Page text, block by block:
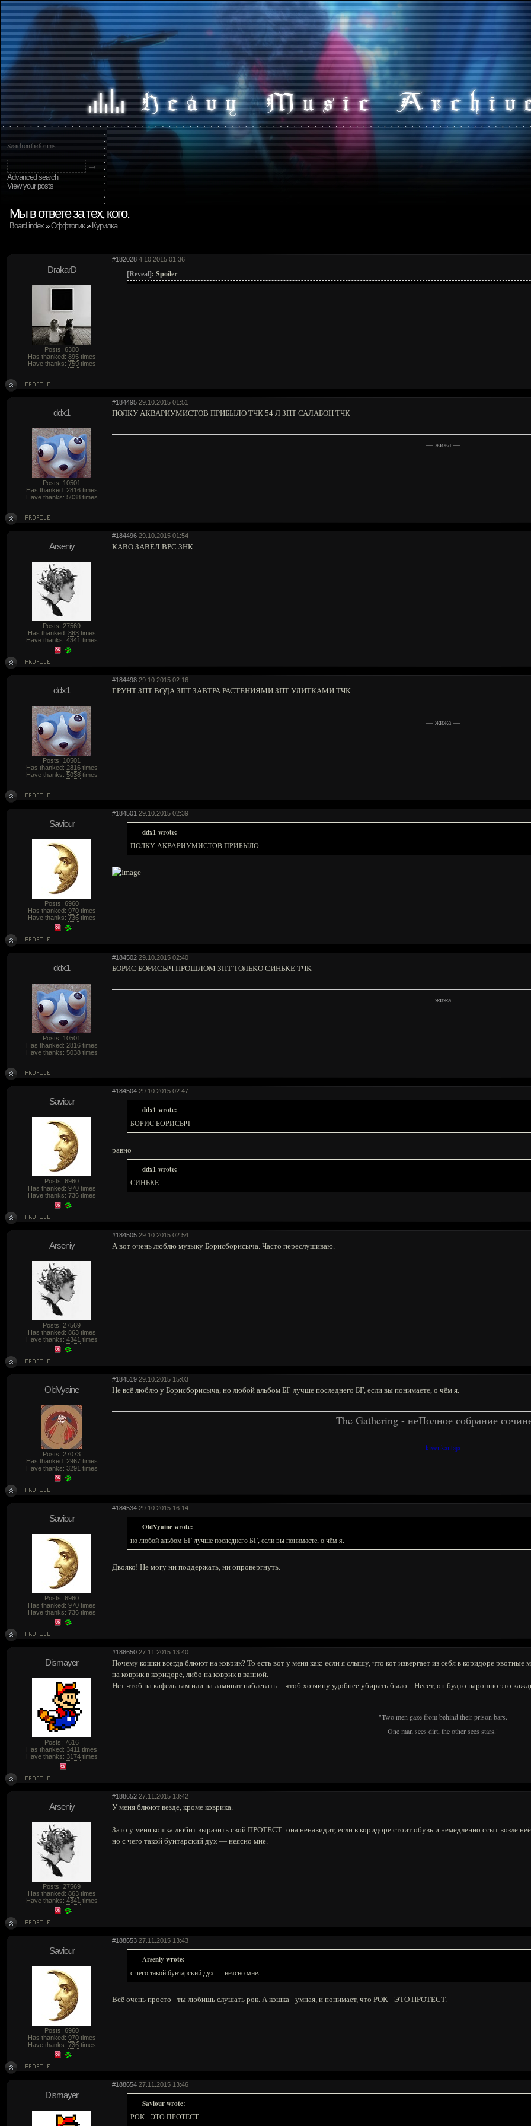
Search on the forums:
Advanced search
View your posts
Мы в ответе за тех, кого.
Board index »Оффтопик» Курилка
#182028 4.10.2015 01:36
DrakarD
Posts: 6300
Has thanked: 895times
Have thanks: 759times
[Reveal] : Spoiler
#184495 29.10.2015 01:51
ddx1
Posts: 10501
Has thanked: 2816times
Have thanks: 5038times
ПОЛКУ АКВАРИУМИСТОВ ПРИБЫЛО ТЧК 54 Л ЗПТ САЛАБОН ТЧК
—жижа—
#184496 29.10.2015 01:54
Arseniy
Posts: 27569
Has thanked: 863times
Have thanks: 4341 times
КАВО ЗАВЁЛ ВРС ЗНК
#184498 29.10.2015 02:16
ddx1
Posts: 10501
Has thanked: 2816times
Have thanks: 5038times
ГРУНТ ЗПТ ВОДА ЗПТ ЗАВТРА РАСТЕНИЯМИ ЗПТ УЛИТКАМИ ТЧК
—жижа—
#184501 29.10.2015 02:39
Saviour
Posts: 6960
Has thanked: 970times
Have thanks: 736times
ddx1 wrote:
ПОЛКУ АКВАРИУМИСТОВ ПРИБЫЛО
#184502 29.10.2015 02:40
ddx1
Posts: 10501
Has thanked: 2816times
Have thanks: 5038times
БОРИС БОРИСЫЧ ПРОШЛОМ ЗПТ ТОЛЬКО СИНЬКЕ ТЧК
—жижа—
#184504 29.10.2015 02:47
Saviour
Posts: 6960
Has thanked: 970times
Have thanks: 736times
ddx1 wrote:
БОРИС БОРИСЫЧ
равно
ddx1 wrote:
СИНЬКЕ
#184505 29.10.2015 02:54
Arseniy
Posts: 27569
Has thanked: 863times
Have thanks: 4341 times
А вот очень люблю музыку Борисборисыча. Часто переслушиваю.
#184519 29.10.2015 15:03
OldVyaine
Posts: 27073
Has thanked: 2967times
Have thanks: 3291 times
Не всё люблю у Борисборисыча, но любой альбом БГ лучше последнего БГ, если вы понимаете, о чём я.
The Gathering - неПолное собрание
kivenkantaja
#184534 29.10.2015 16:14
Saviour
Posts: 6960
Has thanked: 970times
Have thanks: 736times
OldVyaine wrote:
но любой альбом БГ лучше последнего БГ, если вы понимаете, о чём я.
Двояко! Не могу ни поддержать, ни опровергнуть.
#188650 27.11.2015 13:40
Dismayer
Posts: 7616
Has thanked: 3411 times
Have thanks: 3174times
Почему кошки всегда блюют на коврик? То есть вот у меня как: если я слышу, что кот извергает из себя в коридоре
на коврик в коридоре, либо на коврик в ванной.
Нет чтоб на кафель там или на ламинат наблевать -- чтоб хозяину удобнее убирать было... Нееет, он будто нарошно это
"Two men gaze from behind their prison bars.
One man sees dirt, the other sees stars."
#188652 27.11.2015 13:42
Arseniy
Posts: 27569
Has thanked: 863times
Have thanks: 4341 times
У меня блюют везде, кроме коврика.
Зато у меня кошка любит выразить свой ПРОТЕСТ: она ненавидит, если в коридоре стоит обувь и немедленно ссыт возле
но с чего такой бунтарский дух — неясно мне.
#188653 27.11.2015 13:43
Saviour
Posts: 6960
Has thanked: 970times
Have thanks: 736times
Arseniy wrote:
с чего такой бунтарский дух — неясно мне.
Всё очень просто - ты любишь слушать рок. А кошка - умная, и понимает, что РОК - ЭТО ПРОТЕСТ.
#188654 27.11.2015 13:46
Dismayer
Saviour wrote:
РОК - ЭТО ПРОТЕСТ